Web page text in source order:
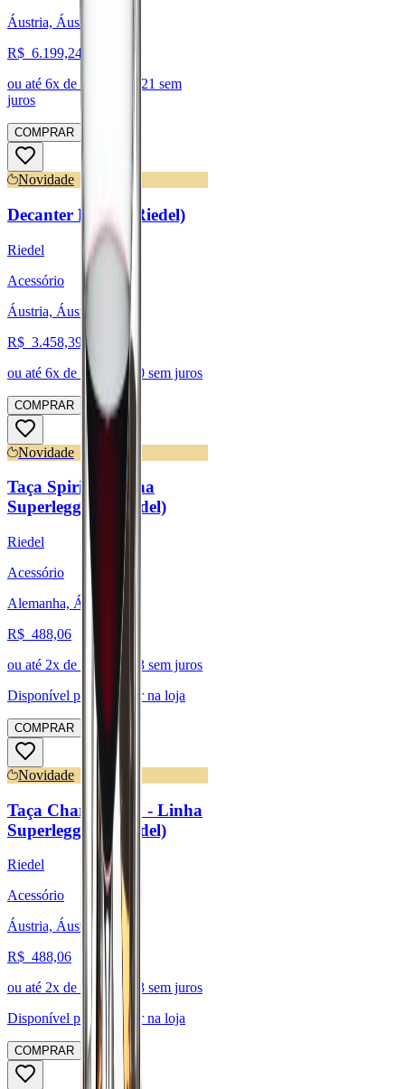
Áustria, Áustria
R$ 6.199,24
ou até 6x de R$ 1.033,21 sem
juros
COMPRAR
Novidade
Decanter Riedel (Riedel)
Riedel
Acessório
Áustria, Áustria
R$ 3.458,39
ou até 6x de R$ 576,40 sem juros
COMPRAR
Novidade
Taça Spirits - Linha
Superleggero (Riedel)
Riedel
Acessório
Alemanha, Áustria
R$ 488,06
ou até 2x de R$ 244,03 sem juros
Disponível para:
Retirar na loja
COMPRAR
Novidade
Taça Chardonnay - Linha
Superleggero (Riedel)
Riedel
Acessório
Áustria, Áustria
R$ 488,06
ou até 2x de R$ 244,03 sem juros
Disponível para:
Retirar na loja
COMPRAR